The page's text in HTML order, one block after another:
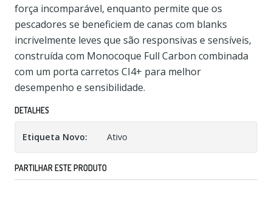
força incomparável, enquanto permite que os
pescadores se beneficiem de canas com blanks
incrivelmente leves que são responsivas e sensíveis,
construída com Monocoque Full Carbon combinada
com um porta carretos CI4+ para melhor
desempenho e sensibilidade.
DETALHES
Etiqueta Novo: Ativo
PARTILHAR ESTE PRODUTO